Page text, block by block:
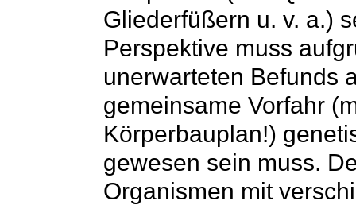
Gliederfüßern u. v. a.)
Perspektive muss
unerwarteten Befunds
gemeinsame Vorfahr
Körperbauplan!)
gewesen sein muss.
Organismen mit